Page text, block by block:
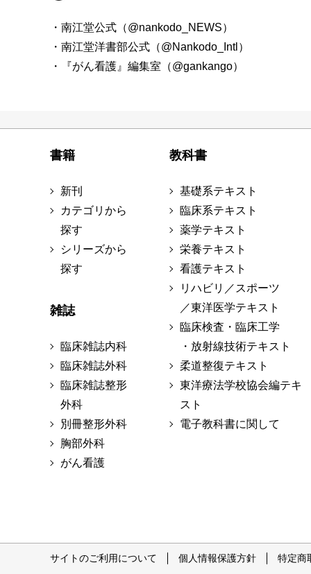
・南江堂公式（@nankodo_NEWS）
・南江堂洋書部公式（@Nankodo_Intl）
・『がん看護』編集室（@gankango）
書籍
新刊
カテゴリから
探す
シリーズから
探す
雑誌
臨床雑誌内科
臨床雑誌外科
臨床雑誌整形
外科
別冊整形外科
胸部外科
がん看護
教科書
基礎系テキスト
臨床系テキスト
薬学テキスト
栄養テキスト
看護テキスト
リハビリ／スポーツ
／東洋医学テキスト
臨床検査・臨床工学
・放射線技術テキスト
柔道整復テキスト
東洋療法学校協会編テキ
スト
電子教科書に関して
サイトのご利用について 個人情報保護方針 特定商